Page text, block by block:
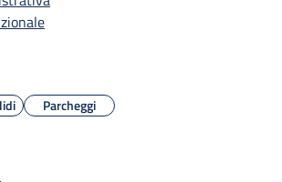
Parcheggi